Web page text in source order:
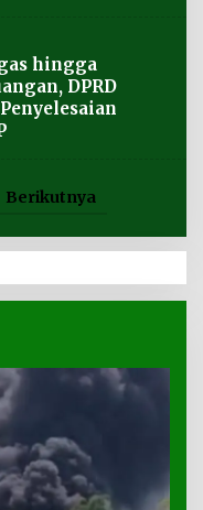
hingga
DPRD
Berikutnya